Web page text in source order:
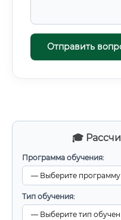
🎓
Программа обучения:
Тип обучения:
Отправить